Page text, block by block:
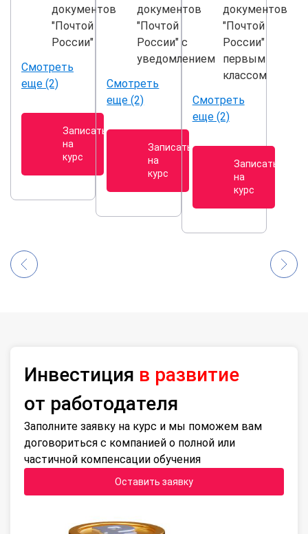
документов
"Почтой
России"
Смотреть
еще (2)
Записаться
на
курс
документов
"Почтой
России" с
уведомлением
Смотреть
еще (2)
Записаться
на
курс
документов
"Почтой
России"
первым
классом
Смотреть
еще (2)
Записаться
на
курс
Инвестиция в развитие
от работодателя
Заполните заявку на курс и мы поможем вам
договориться с компанией о полной или
частичной компенсации обучения
Оставить заявку